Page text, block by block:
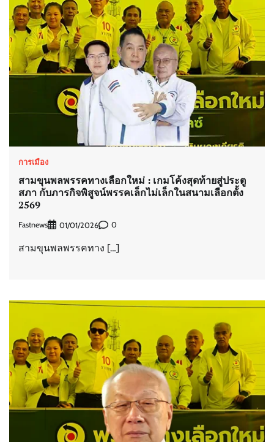
การเมือง
สามขุนพลพรรคทางเลือกใหม่ : เกมโค้งสุดท้ายสู่ประตู
สภา กับภารกิจพิสูจน์พรรคเล็กไม่เล็กในสนามเลือกตั้ง
2569
Fastnews 01/01/2026 0
สามขุนพลพรรคทาง […]